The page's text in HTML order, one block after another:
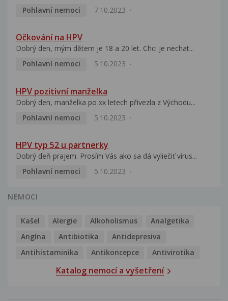
Pohlavní nemoci
7.10.2023
Očkování na HPV
Dobrý den, mým dětem je 18 a 20 let. Chci je nechat...
Pohlavní nemoci
5.10.2023
HPV pozitivní manželka
Dobrý den, manželka po xx letech přivezla z Východu...
Pohlavní nemoci
5.10.2023
HPV typ 52 u partnerky
Dobrý deň prajem. Prosím Vás ako sa dá vyliečiť vírus...
Pohlavní nemoci
5.10.2023
NEMOCI
Kašel Alergie Alkoholismus
Analgetika
Angína
Antibiotika
Antidepresiva
Antihistaminika
Antikoncepce Antivirotika
Katalog nemocí a vyšetření